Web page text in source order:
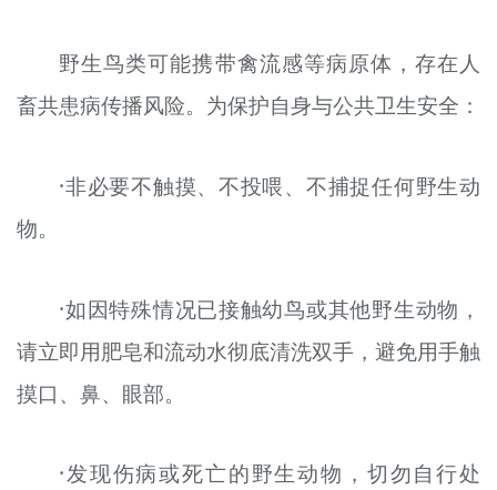
野生鸟类可能携带禽流感等病原体，存在人
畜共患病传播风险。为保护自身与公共卫生安全：
·非必要不触摸、不投喂、不捕捉任何野生动
物。
·如因特殊情况已接触幼鸟或其他野生动物，
请立即用肥皂和流动水彻底清洗双手，避免用手触
摸口、鼻、眼部。
·发现伤病或死亡的野生动物，切勿自行处